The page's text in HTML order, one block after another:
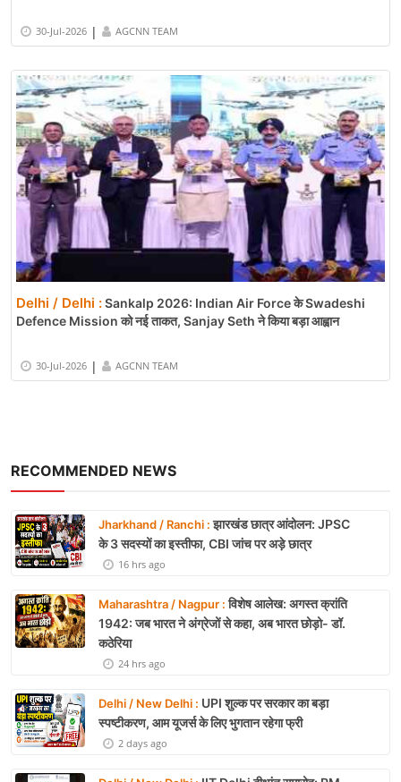
RECOMMENDED NEWS
Jharkhand / Ranchi :झारखंड छात्र आंदोलन: JPSC
के 3 सदस्यों का इस्तीफा, CBI जांच पर अड़े छात्र
16 hrs ago
Maharashtra / Nagpur :विशेष आलेख: अगस्त क्रांति
1942: जब भारत ने अंग्रेजों से कहा, अब भारत छोड़ो- डॉ.
कठेरिया
24 hrs ago
Delhi / New Delhi : UPI शुल्क पर सरकार का बड़ा
स्पष्टीकरण, आम यूजर्स के लिए भुगतान रहेगा फ्री
2 days ago
30-Jul-2026 | AGCNN TEAM
Delhi / Delhi :Sankalp 2026: Indian Air Force के Swadeshi
Defence Mission को नई ताकत, Sanjay Seth ने किया बड़ा आह्वान
30-Jul-2026 | AGCNN TEAM